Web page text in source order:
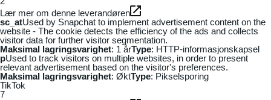
Lær mer om denne leverandøren
sc_atUsed by Snapchat to implement advertisement content on the
website - The cookie detects the efficiency of the ads and collects
visitor data for further visitor segmentation.
Maksimal lagringsvarighet: 1 årType: HTTP-informasjonskapsel
pUsed to track visitors on multiple websites, in order to present
relevant advertisement based on the visitor's preferences.
Maksimal lagringsvarighet: ØktType: Pikselsporing
TikTok
7